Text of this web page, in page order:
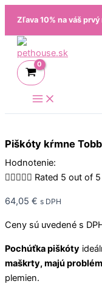
Preskočiť
obsah
Zľava 10% na váš
Piškóty kŕmne
Hodnotenie:
 Rated 5 out of 5
64,05 € s DPH
Ceny sú uvedené s
Pochúťka piškóty
maškrty, majú
plemien.
množstvo
Piškóty
kŕmne
Tobby